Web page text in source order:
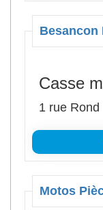
Besancon
Casse
1 rue
Motos